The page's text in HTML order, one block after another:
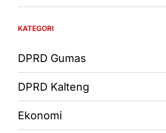
KATEGORI
DPRD Gumas
DPRD Kalteng
Ekonomi